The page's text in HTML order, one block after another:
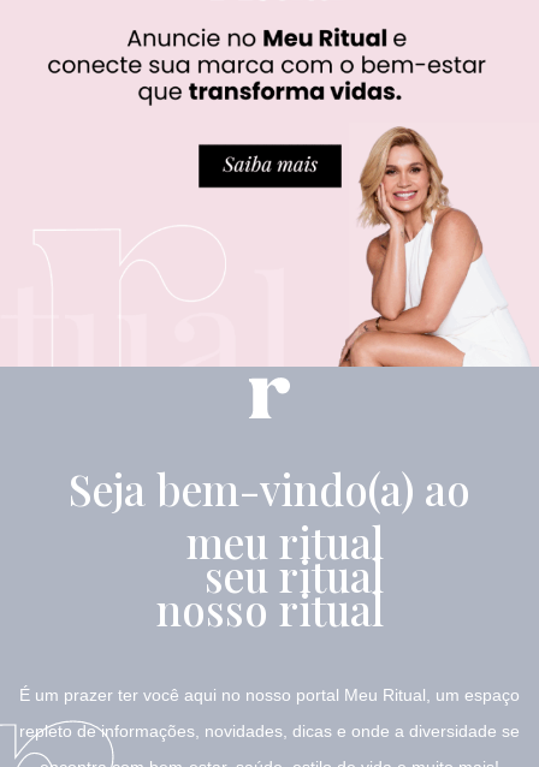
Seja bem-vindo(a) ao
meu ritual
seu ritual
nosso ritual
É um prazer ter você aqui no nosso portal Meu Ritual, um espaço
repleto de informações, novidades, dicas e onde a diversidade se